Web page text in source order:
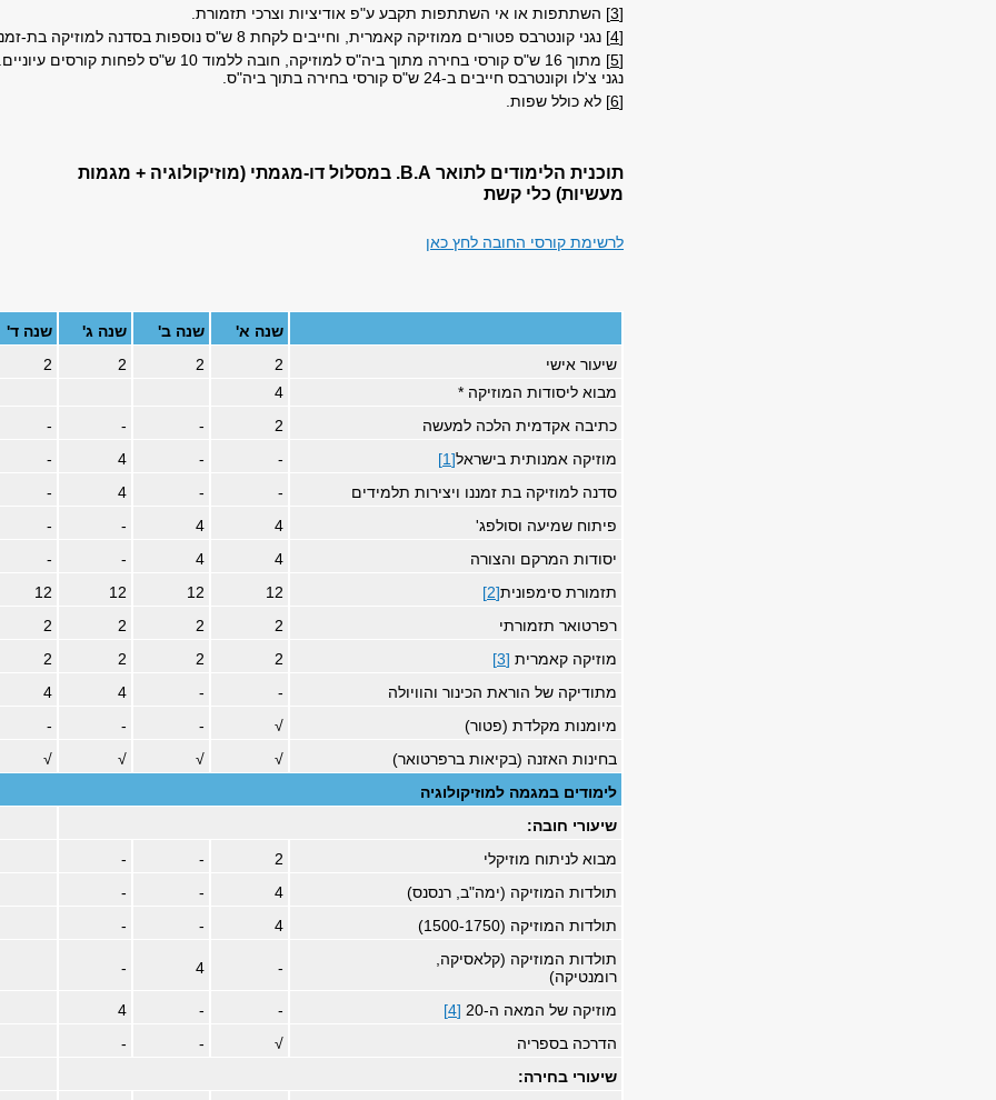
[3]
השתתפות או אי השתתפות תקבע ע"פ אודיציות וצרכי תזמורת.
[4]
נגני קונטרבס פטורים ממוזיקה קאמרית, וחייבים לקחת 8 ש"ס נוספות בסדנה למוזיקה בת-זמננו.
[5]
מתוך 16 ש"ס קורסי בחירה מתוך ביה"ס למוזיקה, חובה ללמוד 10 ש"ס לפחות קורסים
נגני צ'לו וקונטרבס חייבים ב-24 ש"ס קורסי בחירה בתוך ביה"ס.
[6]
לא כולל שפות.
תוכנית הלימודים לתואר B.A. במסלול דו-מגמתי (מוזיקולוגיה + מגמות
מעשיות) כלי קשת
לרשימת קורסי החובה לחץ כאן
שנה א' שנה ב' שנה ג'
שנה ד'
שיעור אישי
2
2
2
2
מבוא ליסודות המוזיקה *
4
כתיבה אקדמית הלכה למעשה
2
-
-
-
מוזיקה אמנותית בישראל[1]
-
-
4
-
סדנה למוזיקה בת זמננו ויצירות תלמידים
-
-
4
-
פיתוח שמיעה וסולפג'
4
4
-
-
יסודות המרקם והצורה
4
4
-
-
תזמורת סימפונית[2]
12
12
12
12
רפרטואר תזמורתי
2
2
2
2
מוזיקה קאמרית [3]
2
2
2
2
מתודיקה של הוראת הכינור והוויולה
-
-
4
4
מיומנות מקלדת (פטור)
√
-
-
-
בחינות האזנה (בקיאות ברפרטואר)
√
√
√
√
לימודים במגמה למוזיקולוגיה
שיעורי חובה:
מבוא לניתוח מוזיקלי
2
-
-
תולדות המוזיקה (ימה"ב, רנסנס)
4
-
-
תולדות המוזיקה (1500-1750)
4
-
-
תולדות המוזיקה (קלאסיקה,
רומנטיקה)
-
4
-
מוזיקה של המאה ה-20 [4]
-
-
4
הדרכה בספריה
√
-
-
שיעורי בחירה: